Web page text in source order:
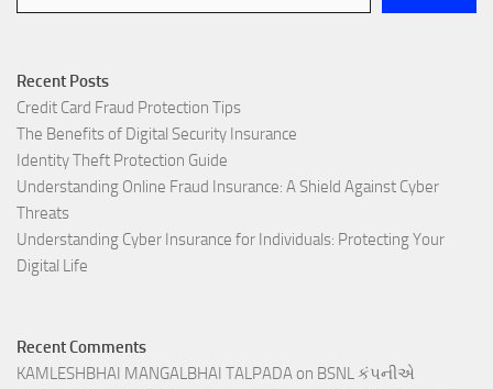
Recent Posts
Credit Card Fraud Protection Tips
The Benefits of Digital Security Insurance
Identity Theft Protection Guide
Understanding Online Fraud Insurance: A Shield Against Cyber
Threats
Understanding Cyber Insurance for Individuals: Protecting Your
Digital Life
Recent Comments
KAMLESHBHAI MANGALBHAI TALPADA on BSNL કંપનીએ